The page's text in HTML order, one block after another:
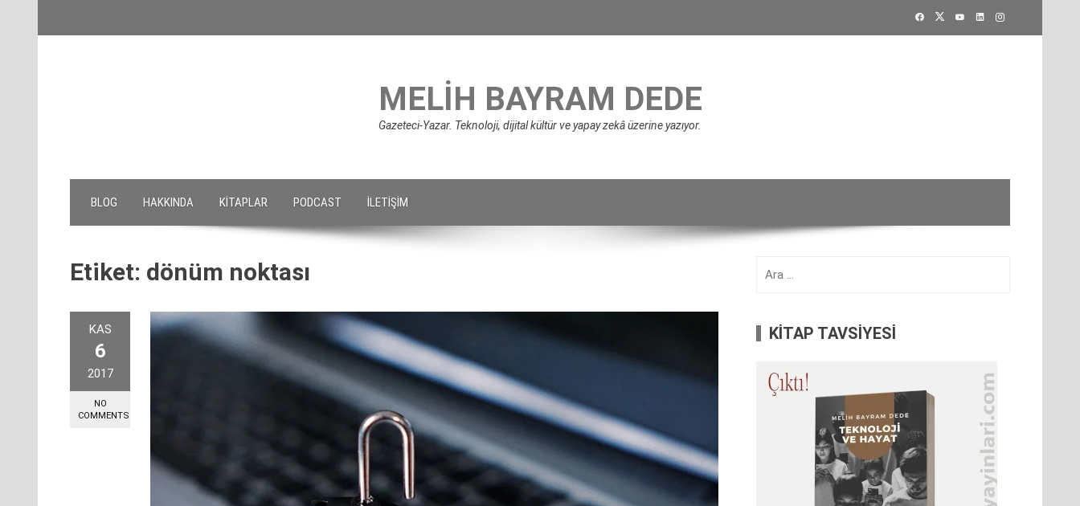
MELIH BAYRAM DEDE
Gazeteci-Yazar. Teknoloji, dijital kültür ve yapay zekâ üzerine yazıyor.
BLOG HAKKINDA KITAPLAR PODCAST İLETIŞIM
Etiket: dönüm noktası
KAS
6
2017
NO
COMMENTS
KİTAP TAVSİYESİ